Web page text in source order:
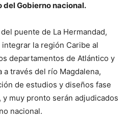
Gobierno nacional.
puente de La Hermandad,
integrar la región Caribe al
departamentos de Atlántico y
a través del río Magdalena,
de estudios y diseños fase
muy pronto serán adjudicados
nacional.